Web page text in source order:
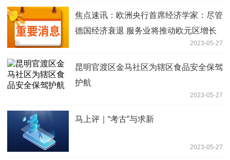
焦点速讯：欧洲央行首席经济学家：尽管
德国经济衰退 服务业将推动欧元区增长
2023-05-27
昆明官渡区金马社区为辖区食品安全保驾
护航
2023-05-27
马上评｜“考古”与求新
2023-05-27